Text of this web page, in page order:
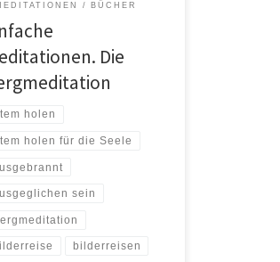
BÜCHER
Die
holen
holen für die Seele
sein
bilderreisen